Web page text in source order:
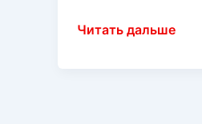
Альбом
Читать дальше